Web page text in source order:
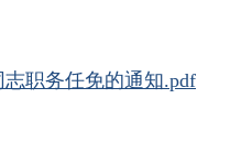
职务任免的通知.pdf